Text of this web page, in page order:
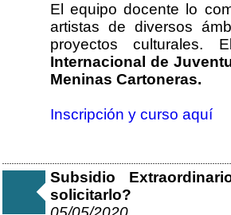
El equipo docente lo
artistas de diversos
proyectos culturales.
Internacional de
Meninas Cartoneras.
Inscripción y curso aquí
Subsidio
solicitarlo?